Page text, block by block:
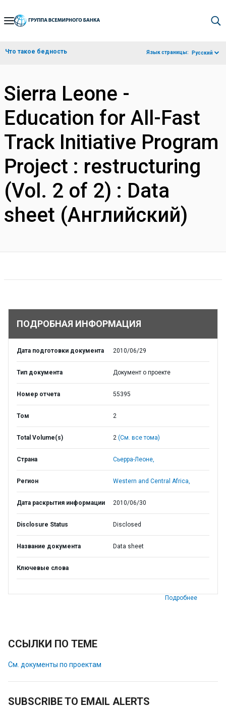
Skip
Navigation
Что такое бедность Язык страницы: Русский
Sierra Leone -
Education for All-Fast
Track Initiative Program
Project : restructuring
(Vol. 2 of 2) : Data
sheet (Английский)
ПОДРОБНАЯ ИНФОРМАЦИЯ
Дата подготовки документа 2010/06/29
Тип документа Документ о проекте
Номер отчета 55395
Том 2
Total Volume(s) 2 (См. все тома)
Страна Сьерра-Леоне,
Регион Western and Central Africa,
Дата раскрытия информации 2010/06/30
Disclosure Status Disclosed
Название документа Data sheet
Ключевые слова
Подробнее
ССЫЛКИ ПО ТЕМЕ
См. документы по проектам
SUBSCRIBE TO EMAIL ALERTS